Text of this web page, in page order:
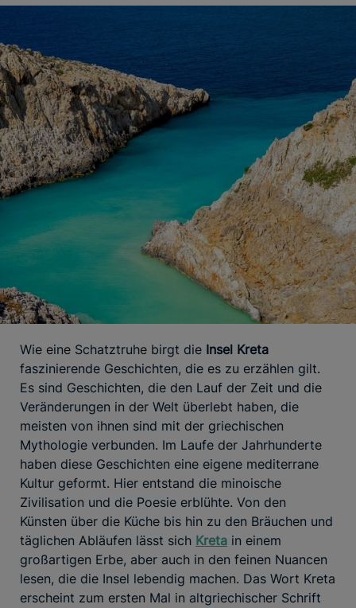
Wie eine Schatztruhe birgt die Insel Kreta
faszinierende Geschichten, die es zu erzählen gilt.
Es sind Geschichten, die den Lauf der Zeit und die
Veränderungen in der Welt überlebt haben, die
meisten von ihnen sind mit der griechischen
Mythologie verbunden. Im Laufe der Jahrhunderte
haben diese Geschichten eine eigene mediterrane
Kultur geformt. Hier entstand die minoische
Zivilisation und die Poesie erblühte. Von den
Künsten über die Küche bis hin zu den Bräuchen und
täglichen Abläufen lässt sich Kreta in einem
großartigen Erbe, aber auch in den feinen Nuancen
lesen, die die Insel lebendig machen. Das Wort Kreta
erscheint zum ersten Mal in altgriechischer Schrift